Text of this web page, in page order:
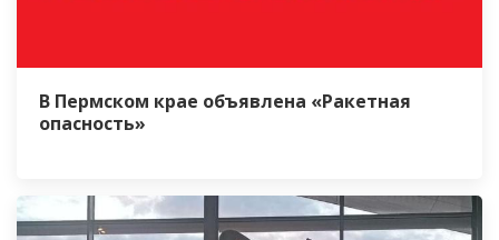
В Пермском крае объявлена «Ракетная
опасность»